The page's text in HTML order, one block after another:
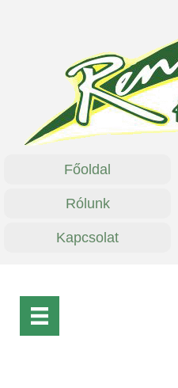
Főoldal
Rólunk
Kapcsolat